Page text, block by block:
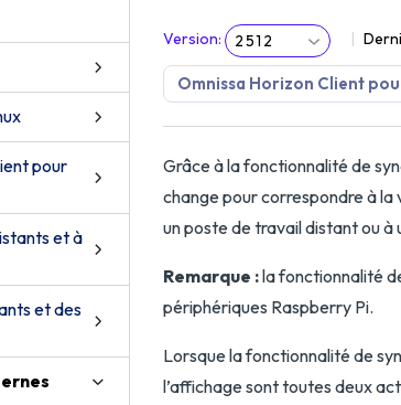
pour
et à
et des
Version: 2512
Omnissa Horizon Client
Grâce à la fonctionnalité de
change pour correspondre à la
un poste de travail distant ou à
Remarque :la fonctionnalité
périphériques Raspberry Pi.
Lorsque la fonctionnalité de
l’affichage sont toutes deux